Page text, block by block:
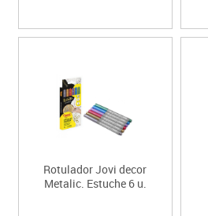
Rotulador Jovi decor
Metalic. Estuche 6 u.